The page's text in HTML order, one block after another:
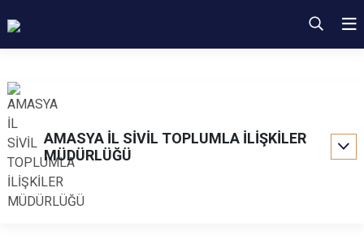
AMASYA İL SİVİL TOPLUMLA İLİŞKİLER
MÜDÜRLÜĞÜ